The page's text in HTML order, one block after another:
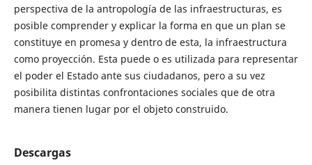
perspectiva de la antropología de las infraestructuras, es
posible comprender y explicar la forma en que un plan se
constituye en promesa y dentro de esta, la infraestructura
como proyección. Esta puede o es utilizada para representar
el poder el Estado ante sus ciudadanos, pero a su vez
posibilita distintas confrontaciones sociales que de otra
manera tienen lugar por el objeto construido.
Descargas